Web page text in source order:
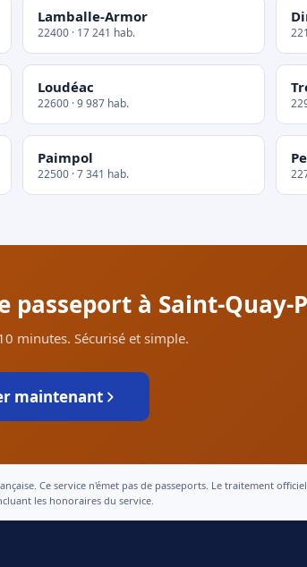
Lamballe-Armor
22400 · 17 241 hab.
Loudéac
22600 · 9 987 hab.
Paimpol
22500 · 7 341 hab.
à Saint-Quay-
minutes. Sécurisé et simple.
maintenant
Ce service n'émet pas de passeports. Le traitement
les honoraires du service.